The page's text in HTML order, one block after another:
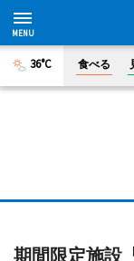
36°C 食べる
期間限定施設